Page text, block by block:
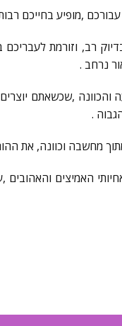
רב, וזורמת
נרחב .
והכוונה ,שכשאתם
.
מחשבה וכוונה, את
האמיצים